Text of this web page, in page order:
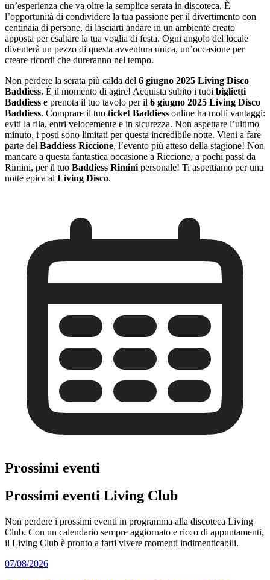
un’esperienza che va oltre la semplice serata in discoteca. È
l’opportunità di condividere la tua passione per il divertimento con
centinaia di persone, di lasciarti andare in un ambiente creato
apposta per esaltare la tua voglia di festa. Ogni angolo del locale
diventerà un pezzo di questa avventura unica, un’occasione per
creare ricordi che dureranno nel tempo.
Non perdere la serata più calda del 6 giugno 2025 Living Disco
Baddiess. È il momento di agire! Acquista subito i tuoi biglietti
Baddiess e prenota il tuo tavolo per il 6 giugno 2025 Living Disco
Baddiess. Comprare il tuo ticket Baddiess online ha molti vantaggi:
eviti la fila, entri velocemente e in sicurezza. Non aspettare l’ultimo
minuto, i posti sono limitati per questa incredibile notte. Vieni a fare
parte del Baddiess Riccione, l’evento più atteso della stagione! Non
mancare a questa fantastica occasione a Riccione, a pochi passi da
Rimini, per il tuo Baddiess Rimini personale! Ti aspettiamo per una
notte epica al Living Disco.
Prossimi eventi
Prossimi eventi Living Club
Non perdere i prossimi eventi in programma alla discoteca Living
Club. Con un calendario sempre aggiornato e ricco di appuntamenti,
il Living Club è pronto a farti vivere momenti indimenticabili.
07/08/2026